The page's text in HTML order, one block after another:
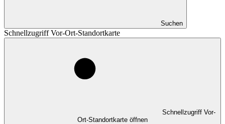
Suchen
Schnellzugriff Vor-Ort-Standortkarte
Schnellzugriff Vor-
Ort-Standortkarte öffnen